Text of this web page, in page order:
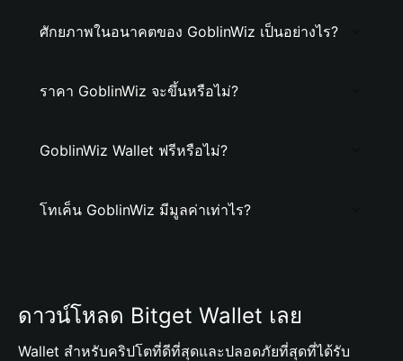
ศักยภาพในอนาคตของ GoblinWiz เป็นอย่างไร?
ราคา GoblinWiz จะขึ้นหรือไม่?
GoblinWiz Wallet ฟรีหรือไม่?
โทเค็น GoblinWiz มีมูลค่าเท่าไร?
ดาวน์โหลด Bitget Wallet เลย
Wallet สำหรับคริปโตที่ดีที่สุดและปลอดภัยที่สุดที่ได้รับ